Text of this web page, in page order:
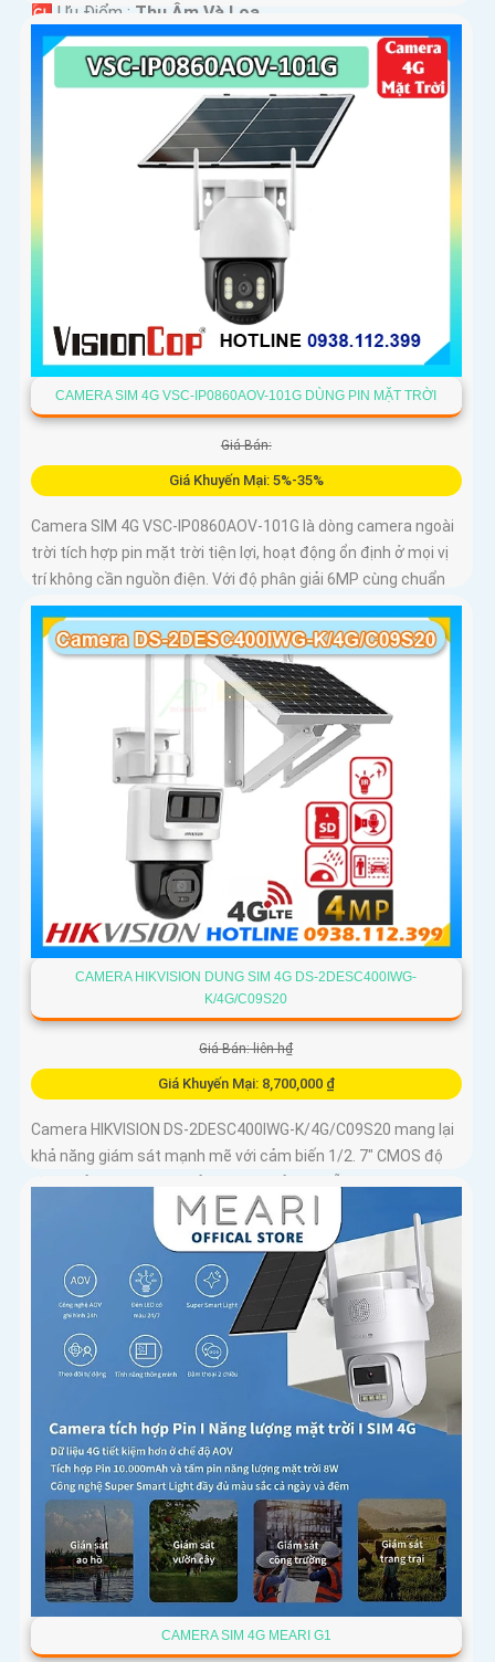
️🆑 Ưu Điểm : Thu Âm Và Loa.
CAMERA SIM 4G VSC-IP0860AOV-101G DÙNG PIN MẶT TRỜI
Giá Bán:
Giá Khuyến Mại: 5%-35%
Camera SIM 4G VSC-IP0860AOV-101G là dòng camera ngoài
trời tích hợp pin mặt trời tiện lợi, hoạt động ổn định ở mọi vị
trí không cần nguồn điện. Với độ phân giải 6MP cùng chuẩn
nén H
CAMERA HIKVISION DUNG SIM 4G DS-2DESC400IWG-
K/4G/C09S20
Giá Bán: liên h₫
Giá Khuyến Mại: 8,700,000 ₫
Camera HIKVISION DS-2DESC400IWG-K/4G/C09S20 mang lại
khả năng giám sát mạnh mẽ với cảm biến 1/2. 7" CMOS độ
phân giải 4MP cho hình ảnh rõ nét cả ngày lẫn đêm
CAMERA SIM 4G MEARI G1